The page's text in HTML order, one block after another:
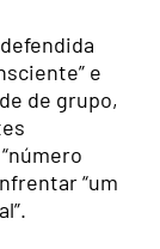
e
de grupo,
“um